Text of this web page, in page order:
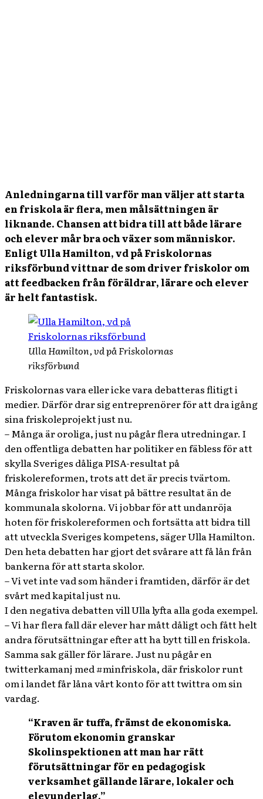
Anledningarna till varför man väljer att starta
en friskola är flera, men målsättningen är
liknande. Chansen att bidra till att både lärare
och elever mår bra och växer som människor.
Enligt Ulla Hamilton, vd på Friskolornas
riksförbund vittnar de som driver friskolor om
att feedbacken från föräldrar, lärare och elever
är helt fantastisk.
Ulla Hamilton, vd på Friskolornas
riksförbund
Friskolornas vara eller icke vara debatteras flitigt i
medier. Därför drar sig entreprenörer för att dra igång
sina friskoleprojekt just nu.
– Många är oroliga, just nu pågår flera utredningar. I
den offentliga debatten har politiker en fäbless för att
skylla Sveriges dåliga PISA-resultat på
friskolereformen, trots att det är precis tvärtom.
Många friskolor har visat på bättre resultat än de
kommunala skolorna. Vi jobbar för att undanröja
hoten för friskolereformen och fortsätta att bidra till
att utveckla Sveriges kompetens, säger Ulla Hamilton.
Den heta debatten har gjort det svårare att få lån från
bankerna för att starta skolor.
– Vi vet inte vad som händer i framtiden, därför är det
svårt med kapital just nu.
I den negativa debatten vill Ulla lyfta alla goda exempel.
– Vi har flera fall där elever har mått dåligt och fått helt
andra förutsättningar efter att ha bytt till en friskola.
Samma sak gäller för lärare. Just nu pågår en
twitterkamanj med #minfriskola, där friskolor runt
om i landet får låna vårt konto för att twittra om sin
vardag.
“Kraven är tuffa, främst de ekonomiska.
Förutom ekonomin granskar
Skolinspektionen att man har rätt
förutsättningar för en pedagogisk
verksamhet gällande lärare, lokaler och
elevunderlag.”